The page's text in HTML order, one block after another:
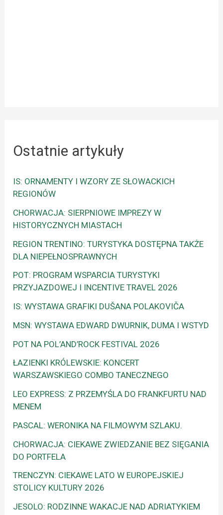
Ostatnie artykuły
IS: ORNAMENTY I WZORY ZE SŁOWACKICH
REGIONÓW
CHORWACJA: SIERPNIOWE IMPREZY W
HISTORYCZNYCH MIASTACH
REGION TRENTINO: TURYSTYKA DOSTĘPNA TAKŻE
DLA NIEPEŁNOSPRAWNYCH
POT: PROGRAM WSPARCIA TURYSTYKI
PRZYJAZDOWEJ I INCENTIVE TRAVEL 2026
IS: WYSTAWA GRAFIKI DUŠANA POLAKOVIČA
MSN: WYSTAWA EDWARD DWURNIK, DUMA I WSTYD
POT NA POL’AND’ROCK FESTIVAL 2026
ŁAZIENKI KRÓLEWSKIE: KONCERT
WARSZAWSKIEGO COMBO TANECZNEGO
LEO EXPRESS: Z PRZEMYŚLA DO FRANKFURTU NAD
MENEM
PASCAL: WERONIKA NA FILMOWYM SZLAKU.
CHORWACJA: CIEKAWE ZWIEDZANIE BEZ SIĘGANIA
DO PORTFELA
TRENCZYN: CIEKAWE LATO W EUROPEJSKIEJ
STOLICY KULTURY 2026
JESOLO: RODZINNE WAKACJE NAD ADRIATYKIEM